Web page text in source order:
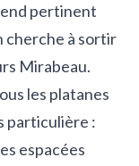
pertinent
cherche à sortir
Mirabeau.
les platanes
particulière :
espacées